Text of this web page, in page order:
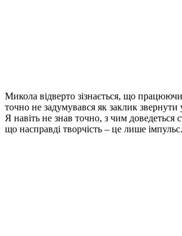
Микола відверто зізнається, що
точно не задумувався як заклик
Я навіть не знав точно, з чим
що насправді творчість – це лише